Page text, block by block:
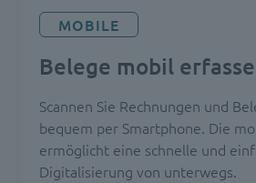
MOBILE
Belege mobil
Scannen Sie Rechnungen und
bequem per Smartphone. Die
ermöglicht eine schnelle und
Digitalisierung von unterwegs.